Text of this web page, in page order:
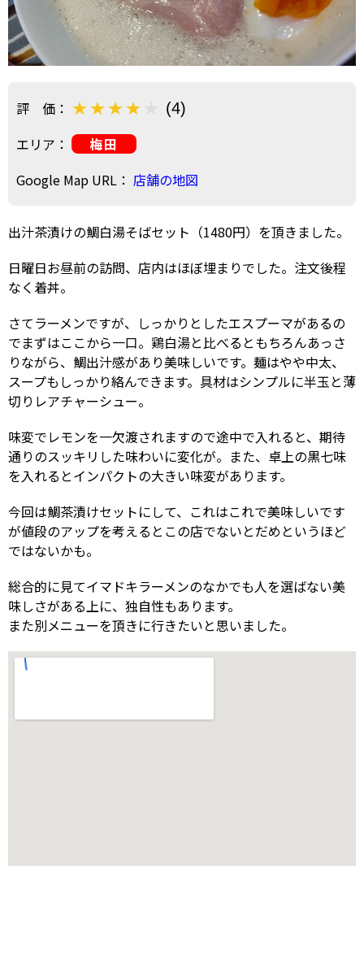
評 価： (4)
エリア：
梅田
Google Map URL： 店舗の地図
出汁茶漬けの鯛白湯そばセット（1480円）を頂きました。
日曜日お昼前の訪問、店内はほぼ埋まりでした。注文後程
なく着丼。
さてラーメンですが、しっかりとしたエスプーマがあるの
でまずはここから一口。鶏白湯と比べるともちろんあっさ
りながら、鯛出汁感があり美味しいです。麺はやや中太、
スープもしっかり絡んできます。具材はシンプルに半玉と薄
切りレアチャーシュー。
味変でレモンを一欠渡されますので途中で入れると、期待
通りのスッキリした味わいに変化が。また、卓上の黒七味
を入れるとインパクトの大きい味変があります。
今回は鯛茶漬けセットにして、これはこれで美味しいです
が値段のアップを考えるとこの店でないとだめというほど
ではないかも。
総合的に見てイマドキラーメンのなかでも人を選ばない美
味しさがある上に、独自性もあります。
また別メニューを頂きに行きたいと思いました。